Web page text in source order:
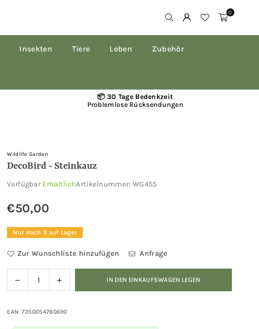
0
Insekten Tiere Leben Zubehör
📦 30 Tage Bedenkzeit
Problemlose Rücksendungen
Wildlife Garden
DecoBird - Steinkauz
Verfügbar ErhältlichArtikelnummer: WG455
Normaler
€50,00
Nur noch 3 auf Lager
Zur Wunschliste hinzufügen Anfrage
Verringern
Sie
Menge
Menge
für
-
IN DEN EINKAUFSWAGEN LEGEN
EAN: 7350054760690